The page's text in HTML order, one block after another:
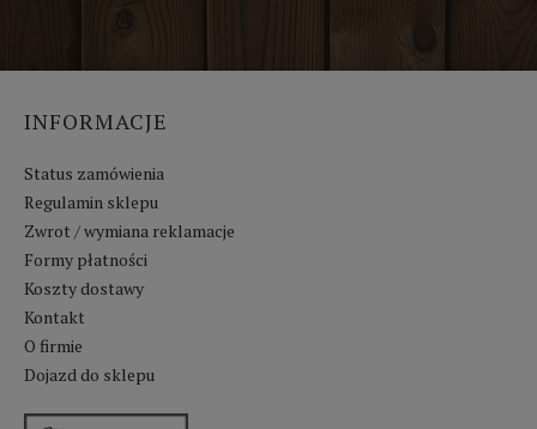
INFORMACJE
Status zamówienia
Regulamin sklepu
Zwrot / wymiana reklamacje
Formy płatności
Koszty dostawy
Kontakt
O firmie
Dojazd do sklepu